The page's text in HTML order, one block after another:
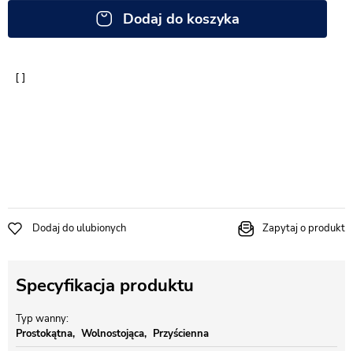
Dodaj do koszyka
Dodaj do ulubionych Zapytaj o produkt
Specyfikacja produktu
Typ wanny
Prostokątna
Wolnostojąca
Przyścienna